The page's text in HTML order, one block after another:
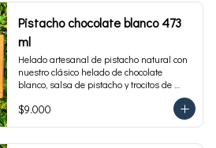
Pistacho chocolate blanco 473
ml
Helado artesanal de pistacho natural con
nuestro clásico helado de chocolate
blanco, salsa de pistacho y trocitos de
pistacho. Envase familiar 473 ml, rinde 4
porciones.
$9.000